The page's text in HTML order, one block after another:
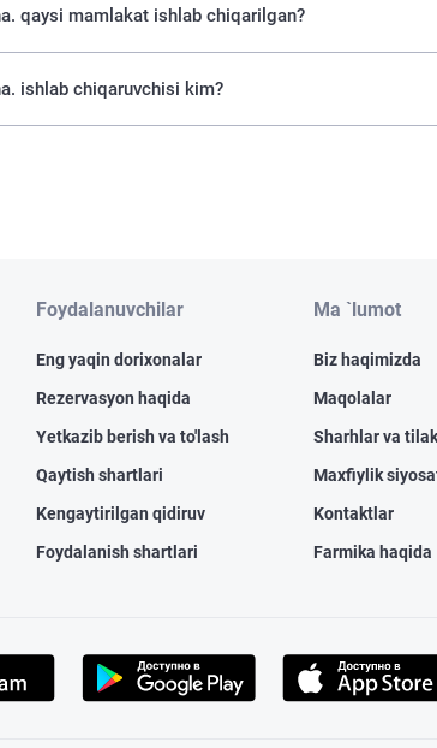
qaysi mamlakat ishlab chiqarilgan?
ishlab chiqaruvchisi kim?
Foydalanuvchilar
Eng yaqin dorixonalar
Rezervasyon haqida
Yetkazib berish va to'lash
Qaytish shartlari
Kengaytirilgan qidiruv
Foydalanish shartlari
Ma `lumot
Biz haqimizda
Maqolalar
Sharhlar va
Maxfiylik
Kontaktlar
Farmika haqida